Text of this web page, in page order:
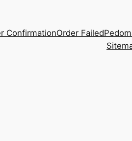
ConfirmationOrder Failed